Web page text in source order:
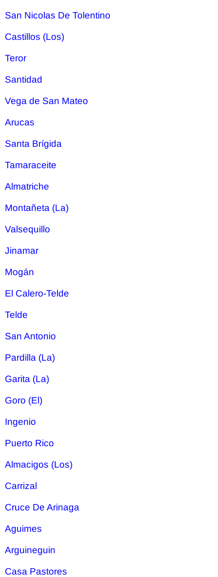
San Nicolas De Tolentino
Castillos (Los)
Teror
Santidad
Vega de San Mateo
Arucas
Santa Brígida
Tamaraceite
Almatriche
Montañeta (La)
Valsequillo
Jinamar
Mogán
El Calero-Telde
Telde
San Antonio
Pardilla (La)
Garita (La)
Goro (El)
Ingenio
Puerto Rico
Almacigos (Los)
Carrizal
Cruce De Arinaga
Aguimes
Arguineguin
Casa Pastores